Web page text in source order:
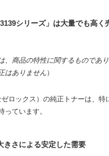
シリーズ」は大量でも高く
、商品の特性に関するものであ
はありません）
ロックス）の純正トナーは、特
っています。
さによる安定した需要